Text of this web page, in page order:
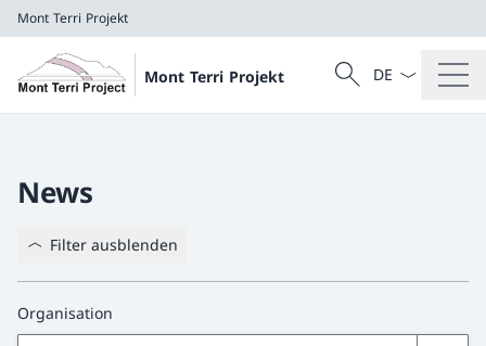
Mont Terri Projekt
Mont Terri Projekt
Suche
Suche
Sprach
News
Filter ausblenden
Organisation